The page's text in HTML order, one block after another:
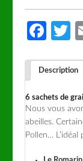
Description
6 sachets de
Nous vous
abeilles.
Pollen… L’idéal